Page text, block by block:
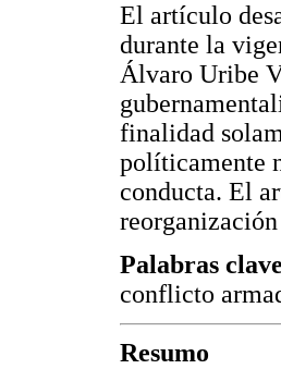
El artículo
durante la
Álvaro Uribe
finalidad
políticamente
conducta. El
Palabras clave
conflicto
Resumo